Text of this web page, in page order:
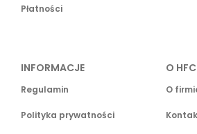
Płatności
INFORMACJE
Regulamin
Polityka prywatności
O
O